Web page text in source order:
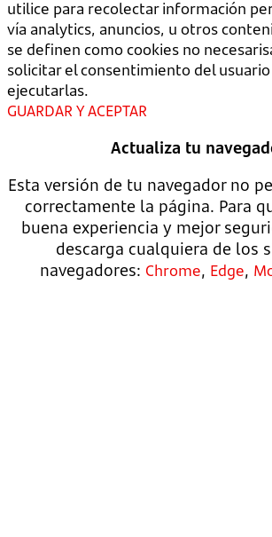
utilice para recolectar información
vía analytics, anuncios, u otros
se definen como cookies no
solicitar el consentimiento del
ejecutarlas.
GUARDAR Y ACEPTAR
Actualiza tu
Esta versión de tu navegador no
correctamente la página. Para
buena experiencia y mejor
descarga cualquiera de los
navegadores: Chrome, Edge,